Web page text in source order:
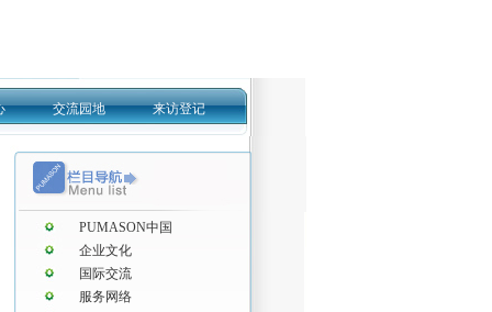
交流园地 来访登记
PUMASON中国
企业文化
国际交流
服务网络